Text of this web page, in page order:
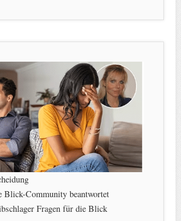
Community beantwortet
Fragen für die Blick